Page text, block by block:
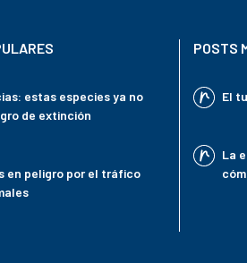
estas especies ya no
de extinción
en peligro por el tráfico
POSTS
El
La